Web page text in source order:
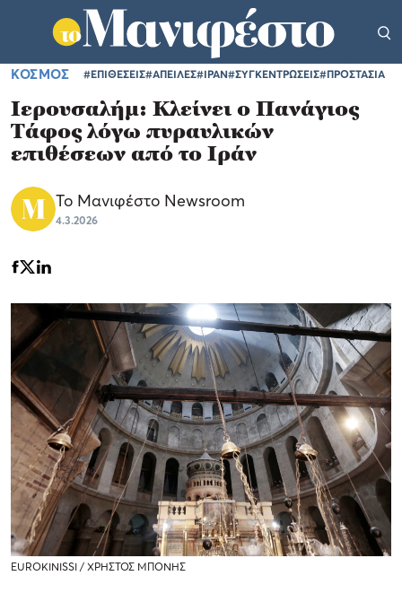
ΚΟΣΜΟΣ #ΕΠΙΘΕΣΕΙΣ#ΑΠΕΙΛΕΣ#ΙΡΑΝ#ΣΥΓΚΕΝΤΡΩΣΕΙΣ#ΠΡΟΣΤΑΣΙΑ
Ιερουσαλήμ: Κλείνει ο Πανάγιος
Τάφος λόγω πυραυλικών
επιθέσεων από το Ιράν
Το Μανιφέστο Newsroom
4.3.2026
EUROKINISSI / ΧΡΗΣΤΟΣ ΜΠΟΝΗΣ